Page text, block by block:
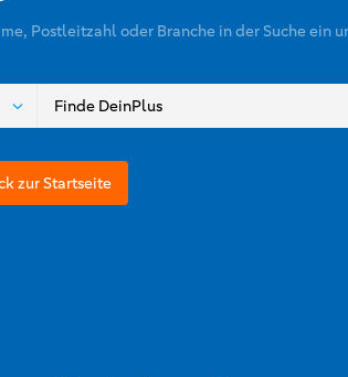
Postleitzahl oder Branche in der Suche ein
zur Startseite